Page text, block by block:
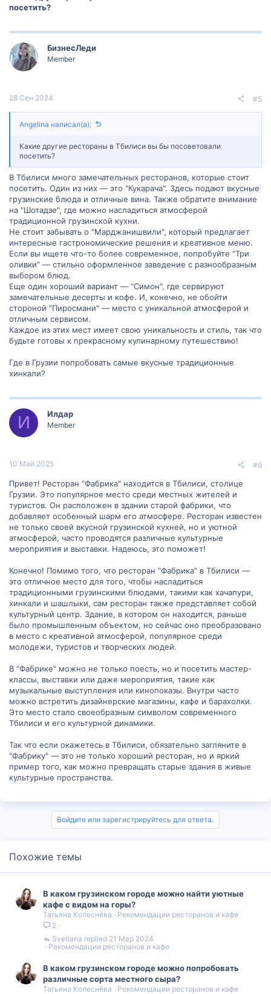
посетить?
БизнесЛеди
Member
28 Сен 2024 #5
Angelina написал(а):
Какие другие рестораны в Тбилиси вы бы посоветовали
посетить?
В Тбилиси много замечательных ресторанов, которые стоит
посетить. Один из них — это "Кукарача". Здесь подают вкусные
грузинские блюда и отличные вина. Также обратите внимание
на "Шотадзе", где можно насладиться атмосферой
традиционной грузинской кухни.
Не стоит забывать о "Марджанишвили", который предлагает
интересные гастрономические решения и креативное меню.
Если вы ищете что-то более современное, попробуйте "Три
оливки" — стильно оформленное заведение с разнообразным
выбором блюд.
Еще один хороший вариант — "Симон", где сервируют
замечательные десерты и кофе. И, конечно, не обойти
стороной "Пиросмани" — место с уникальной атмосферой и
отличным сервисом.
Каждое из этих мест имеет свою уникальность и стиль, так что
будьте готовы к прекрасному кулинарному путешествию!
Где в Грузии попробовать самые вкусные традиционные
хинкали?
И Илдар
Member
10 Май 2025 #6
Привет! Ресторан "Фабрика" находится в Тбилиси, столице
Грузии. Это популярное место среди местных жителей и
туристов. Он расположен в здании старой фабрики, что
добавляет особенный шарм его атмосфере. Ресторан известен
не только своей вкусной грузинской кухней, но и уютной
атмосферой, часто проводятся различные культурные
мероприятия и выставки. Надеюсь, это поможет!
Конечно! Помимо того, что ресторан "Фабрика" в Тбилиси —
это отличное место для того, чтобы насладиться
традиционными грузинскими блюдами, такими как хачапури,
хинкали и шашлыки, сам ресторан также представляет собой
культурный центр. Здание, в котором он находится, раньше
было промышленным объектом, но сейчас оно преобразовано
в место с креативной атмосферой, популярное среди
молодежи, туристов и творческих людей.
В "Фабрике" можно не только поесть, но и посетить мастер-
классы, выставки или даже мероприятия, такие как
музыкальные выступления или кинопоказы. Внутри часто
можно встретить дизайнерские магазины, кафе и барахолки.
Это место стало своеобразным символом современного
Тбилиси и его культурной динамики.
Так что если окажетесь в Тбилиси, обязательно загляните в
"Фабрику" — это не только хороший ресторан, но и яркий
пример того, как можно превращать старые здания в живые
культурные пространства.
Войдите или зарегистрируйтесь для ответа.
Похожие темы
В каком грузинском городе можно найти уютные
кафе с видом на горы?
Татьяна Колеснёва
Рекомендации ресторанов и кафе
2
Рекомендации ресторанов и кафе
21 Мар 2024
Svetlana
В каком грузинском городе можно попробовать
различные сорта местного сыра?
Татьяна Колеснёва
Рекомендации ресторанов и кафе